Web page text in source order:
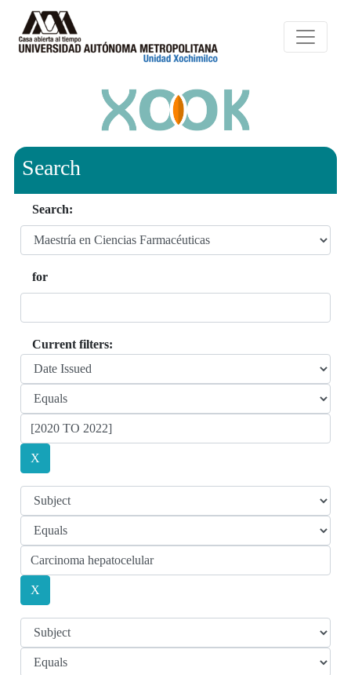
Search
Search:
for
Current filters: